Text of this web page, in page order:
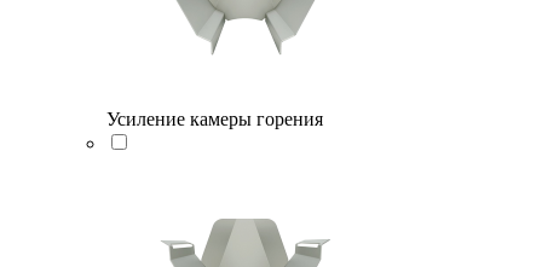
Усиление камеры горения